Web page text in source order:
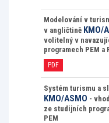
Modelování v
v angličtině KMO/
volitelný v
programech PEM a
PDF
Systém turismu a
KMO/ASMO -
ze studijních
PEM